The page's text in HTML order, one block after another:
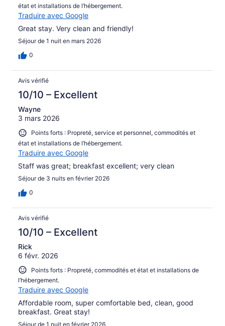
état et installations de l’hébergement.
Traduire avec Google
Great stay. Very clean and friendly!
Séjour de 1 nuit en mars 2026
0
Avis vérifié
10/10 – Excellent
Wayne
3 mars 2026
Points forts : Propreté, service et personnel, commodités et
état et installations de l’hébergement.
Traduire avec Google
Staff was great; breakfast excellent; very clean
Séjour de 3 nuits en février 2026
0
Avis vérifié
10/10 – Excellent
Rick
6 févr. 2026
Points forts : Propreté, commodités et état et installations de
l’hébergement.
Traduire avec Google
Affordable room, super comfortable bed, clean, good
breakfast. Great stay!
Séjour de 1 nuit en février 2026